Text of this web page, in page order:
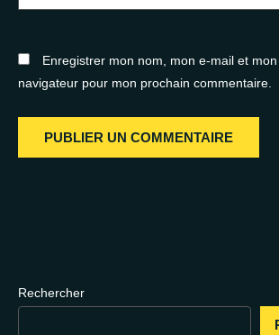
Enregistrer mon nom, mon e-mail et
navigateur pour mon prochain commentaire.
Rechercher